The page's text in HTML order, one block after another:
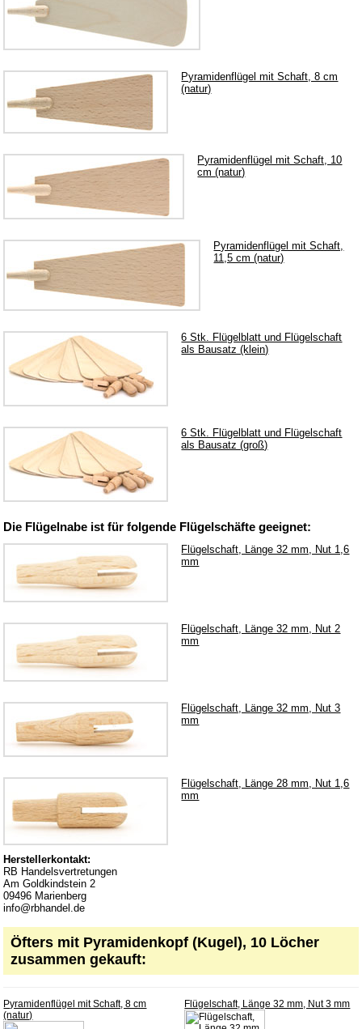
Sperrholz
Unterbänke für Schwibbogen
Verschiedenes
Erzgebirgisches Kunsthandwerk
Dekoration Ostern & Frühling
Kletterfiguren
Miniaturen
Weihnachtspyramiden
Küchenzubehör aus Holz
Holz Quirl
Holz Pfannenwender
Holz Grillzange & Grillschere
Holz Dosierlöffel
Holz Teller & Schalen
Bürsten & Pinsel
Verschiedene Küchenhelfer
Accessoires und Merchandising
Service
Datenschutz
Newsletter
Warenkorb
Versand
Lieferzeit
AGB
Produktindex
Suchfunktion
Impressum
Kontakt
Pyramidenflügel mit Schaft, 8 cm
(natur)
Pyramidenflügel mit Schaft, 10
cm (natur)
Pyramidenflügel mit Schaft,
11,5 cm (natur)
6 Stk. Flügelblatt und Flügelschaft
als Bausatz (klein)
6 Stk. Flügelblatt und Flügelschaft
als Bausatz (groß)
Die Flügelnabe ist für folgende Flügelschäfte geeignet:
Flügelschaft, Länge 32 mm, Nut 1,6
mm
Flügelschaft, Länge 32 mm, Nut 2
mm
Flügelschaft, Länge 32 mm, Nut 3
mm
Flügelschaft, Länge 28 mm, Nut 1,6
mm
Herstellerkontakt:
RB Handelsvertretungen
Am Goldkindstein 2
09496 Marienberg
info@rbhandel.de
Öfters mit Pyramidenkopf (Kugel), 10 Löcher
zusammen gekauft:
Pyramidenflügel mit Schaft, 8 cm
(natur)
Flügelschaft, Länge 32 mm, Nut 3 mm